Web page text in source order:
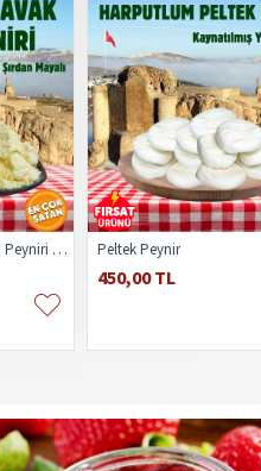
Harputlum Şavak Tulum Peyniri 1kg Peltek Peynir
450,00 TL